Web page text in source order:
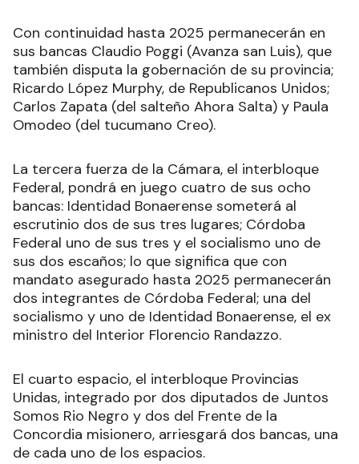
Con continuidad hasta 2025 permanecerán en
sus bancas Claudio Poggi (Avanza san Luis), que
también disputa la gobernación de su provincia;
Ricardo López Murphy, de Republicanos Unidos;
Carlos Zapata (del salteño Ahora Salta) y Paula
Omodeo (del tucumano Creo).
La tercera fuerza de la Cámara, el interbloque
Federal, pondrá en juego cuatro de sus ocho
bancas: Identidad Bonaerense someterá al
escrutinio dos de sus tres lugares; Córdoba
Federal uno de sus tres y el socialismo uno de
sus dos escaños; lo que significa que con
mandato asegurado hasta 2025 permanecerán
dos integrantes de Córdoba Federal; una del
socialismo y uno de Identidad Bonaerense, el ex
ministro del Interior Florencio Randazzo.
El cuarto espacio, el interbloque Provincias
Unidas, integrado por dos diputados de Juntos
Somos Rio Negro y dos del Frente de la
Concordia misionero, arriesgará dos bancas, una
de cada uno de los espacios.